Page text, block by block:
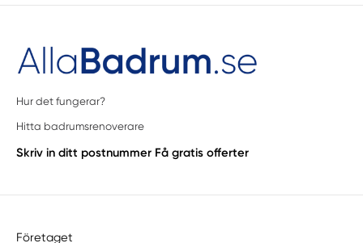
Hur det fungerar?
Hitta badrumsrenoverare
Skriv in ditt postnummer Få gratis offerter
Företaget